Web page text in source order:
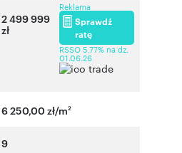
2 499 999
zł
Reklama
Sprawdź
ratę
RSSO 5,77% na dz.
01.06.26
6 250,00 zł/m2
9